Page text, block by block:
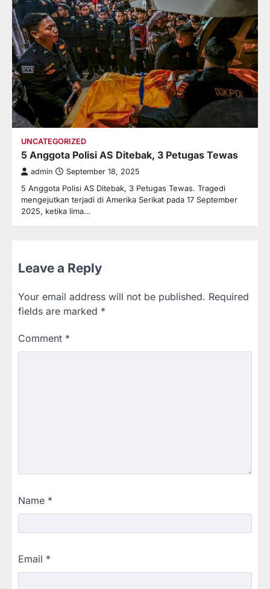
UNCATEGORIZED
5 Anggota Polisi AS Ditebak, 3 Petugas Tewas
admin September 18, 2025
5 Anggota Polisi AS Ditebak, 3 Petugas Tewas. Tragedi
mengejutkan terjadi di Amerika Serikat pada 17 September
2025, ketika lima…
Leave a Reply
Your email address will not be published. Required
fields are marked *
Comment *
Name *
Email *